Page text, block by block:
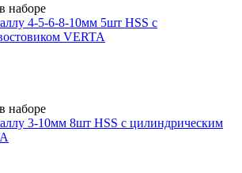
наборе
4-5-6-8-10мм 5шт HSS с
VERTA
наборе
3-10мм 8шт HSS с цилиндрическим